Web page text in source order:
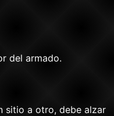
del armado.
sitio a otro, debe alzar